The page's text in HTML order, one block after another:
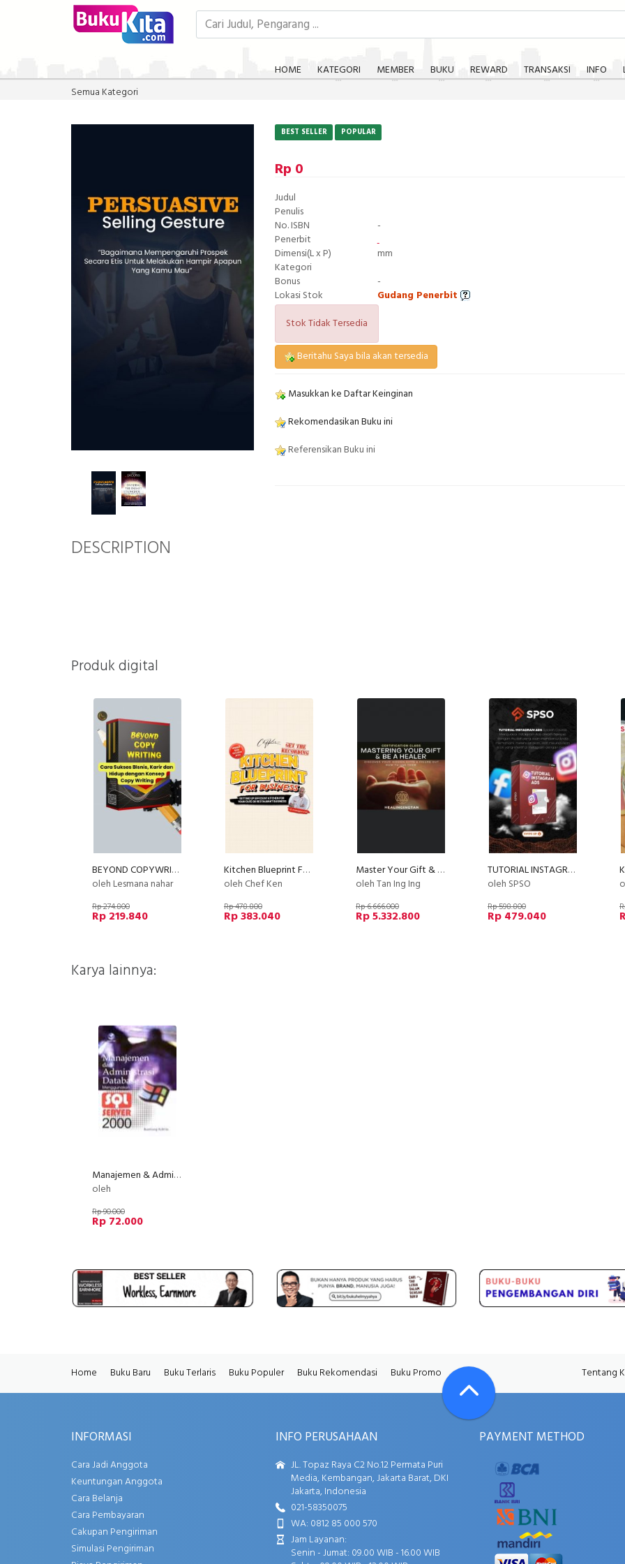
HOME KATEGORI MEMBER BUKU REWARD TRANSAKSI INFO
Semua Kategori
BEST SELLER POPULAR
Rp 0
Judul
Penulis
No. ISBN
-
Penerbit
Dimensi(L x P)
mm
Kategori
Bonus
-
Lokasi Stok
Gudang Penerbit
Stok Tidak Tersedia
Beritahu Saya bila akan tersedia
Masukkan ke Daftar Keinginan
Rekomendasikan Buku ini
Referensikan Buku ini
DESCRIPTION
Produk digital
BEYOND COPYWRITING (E-Course)
oleh Lesmana nahar
Rp 274.800
Rp 219.840
Kitchen Blueprint For Business : Setting Up Efficient Kitchen For Your Cafe or Restaurant Business
oleh Chef Ken
Rp 478.800
Rp 383.040
Master Your Gift & Be A Healer
oleh Tan Ing Ing
Rp 6.666.000
Rp 5.332.800
TUTORIAL INSTAGRAM ADS
oleh SPSO
Rp 598.800
Rp 479.040
Karya lainnya:
Manajemen & Administrasi Database Menggunakan SQL Server 2000
oleh
Rp 90.000
Rp 72.000
Home Buku Baru Buku Terlaris Buku Populer Buku Rekomendasi Buku Promo Tentang
INFORMASI
Cara Jadi Anggota
Keuntungan Anggota
Cara Belanja
Cara Pembayaran
Cakupan Pengiriman
Simulasi Pengiriman
INFO PERUSAHAAN
JL. Topaz Raya C2 No.12 Permata Puri
Media, Kembangan, Jakarta Barat, DKI
Jakarta, Indonesia
021-58350075
WA: 0812 85 000 570
Jam Layanan:
Senin - Jumat: 09.00 WIB - 16.00 WIB
PAYMENT METHOD